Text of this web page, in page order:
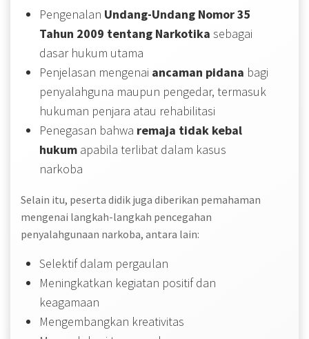
Pengenalan Undang-Undang Nomor 35
Tahun 2009 tentang Narkotika sebagai
dasar hukum utama
Penjelasan mengenai ancaman pidana bagi
penyalahguna maupun pengedar, termasuk
hukuman penjara atau rehabilitasi
Penegasan bahwa remaja tidak kebal
hukum apabila terlibat dalam kasus
narkoba
Selain itu, peserta didik juga diberikan pemahaman
mengenai langkah-langkah pencegahan
penyalahgunaan narkoba, antara lain:
Selektif dalam pergaulan
Meningkatkan kegiatan positif dan
keagamaan
Mengembangkan kreativitas